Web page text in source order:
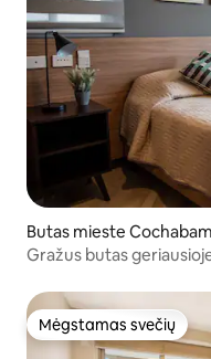
Butas mieste
Gražus butas
Mėgstamas svečių
Mėgstamas svečių